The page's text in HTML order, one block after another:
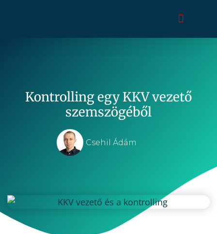
Kontrolling egy KKV vezető
szemszögéből
Csehil Ádám